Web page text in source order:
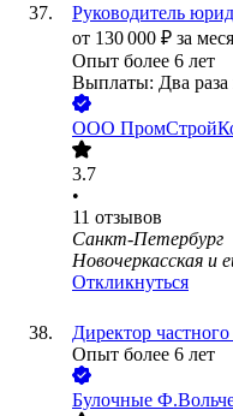
Руководитель
от 130 000 ₽ за
Опыт более 6 лет
Выплаты: Два раза
ООО
3.7
•
11 отзывов
Санкт-Петербург
Новочеркасская и
Откликнуться
Директор
Опыт более 6 лет
Булочные